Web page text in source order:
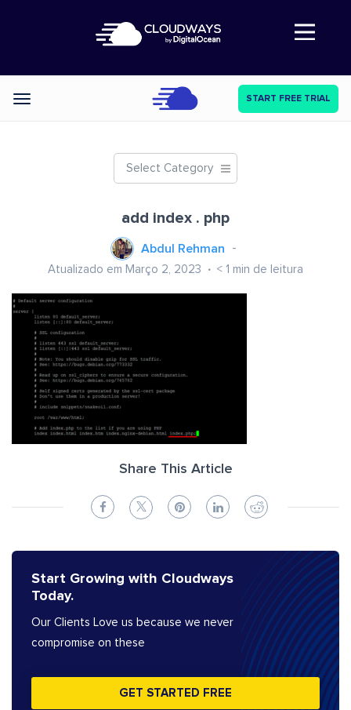
Abre a navegação
Categories START FREE TRIAL
Select Category
add index . php
Abdul Rehman
Atualizado em Março 2, 2023 < 1 min de leitura
Share This Article
Start Growing with Cloudways
Today.
Our Clients Love us because we never
compromise on these
GET STARTED FREE